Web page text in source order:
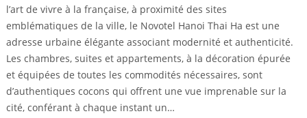
l’art de vivre à la française, à proximité des sites
emblématiques de la ville, le Novotel Hanoi Thai Ha est une
adresse urbaine élégante associant modernité et authenticité.
Les chambres, suites et appartements, à la décoration épurée
et équipées de toutes les commodités nécessaires, sont
d’authentiques cocons qui offrent une vue imprenable sur la
cité, conférant à chaque instant un…